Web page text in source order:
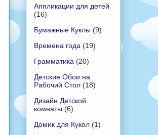
Аппликации для детей
(16)
Бумажные Куклы (9)
Времена года (19)
Грамматика (20)
Детские Обои на
Рабочий Стол (18)
Дизайн Детской
комнаты (6)
Домик для Кукол (1)